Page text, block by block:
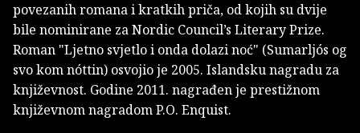
povezanih romana i kratkih priča, od kojih su dvije
bile nominirane za Nordic Council’s Literary Prize.
Roman "Ljetno svjetlo i onda dolazi noć" (Sumarljós og
svo kom nóttin) osvojio je 2005. Islandsku nagradu za
književnost. Godine 2011. nagrađen je prestižnom
književnom nagradom P.O. Enquist.